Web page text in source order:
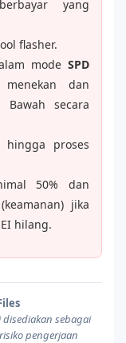
yang
flasher.
mode SPD
dan
secara
proses
50% dan
jika
hilang.
disediakan sebagai
pengerjaan